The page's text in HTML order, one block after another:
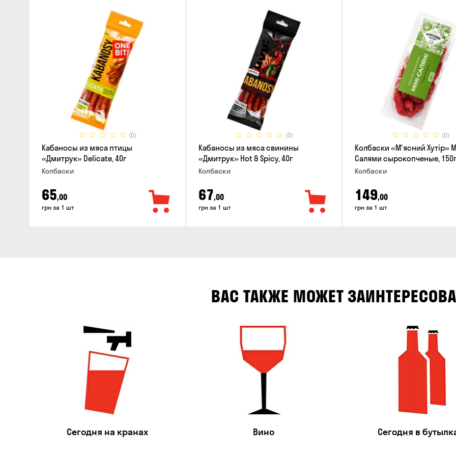
(0)
Кабаносы из мяса птицы
«Дмитрук» Delicate, 40г
Колбаски
65,00
грн за 1 шт
(0)
Кабаносы из мяса свинины
«Дмитрук» Hot & Spicy, 40г
Колбаски
67,00
грн за 1 шт
(0)
Колбаски «М'ясний Хутір»
Салями сырокопченые, 150г
Колбаски
149,00
грн за 1 шт
ВАС ТАКЖЕ МОЖЕТ
Сегодня на кранах Вино Сегодня в